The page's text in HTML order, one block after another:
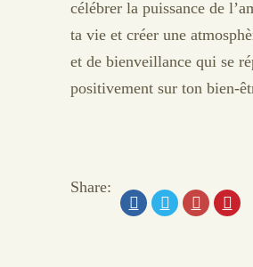
célébrer la puissance de
ta vie et créer une
et de bienveillance qui se
positivement sur ton bien-
Share: